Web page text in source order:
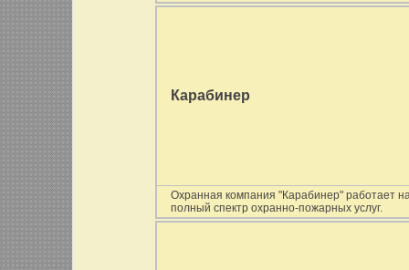
Карабинер
Охранная компания "Карабинер" работает
полный спектр охранно-пожарных услуг.